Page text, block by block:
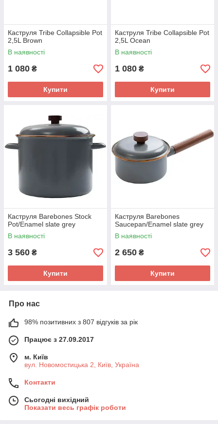
Каструля Tribe Collapsible Pot
2,5L Brown
В наявності
1 080 ₴
Купити
Каструля Tribe Collapsible Pot
2,5L Ocean
В наявності
1 080 ₴
Купити
Каструля Barebones Stock
Pot/Enamel slate grey
В наявності
3 560 ₴
Купити
Каструля Barebones
Saucepan/Enamel slate grey
В наявності
2 650 ₴
Купити
Про нас
98% позитивних з 807 відгуків за рік
Працює з 27.09.2017
м. Київ
вул. Новомостицька 2, Київ, Україна
Контакти
Сьогодні вихідний
Показати весь графік роботи